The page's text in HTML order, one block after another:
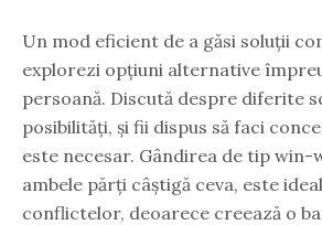
Un mod eficient de a găsi soluții
explorezi opțiuni alternative
persoană. Discută despre diferite
posibilități, și fii dispus să faci
este necesar. Gândirea de tip win-
ambele părți câștigă ceva, este
conflictelor, deoarece creează o